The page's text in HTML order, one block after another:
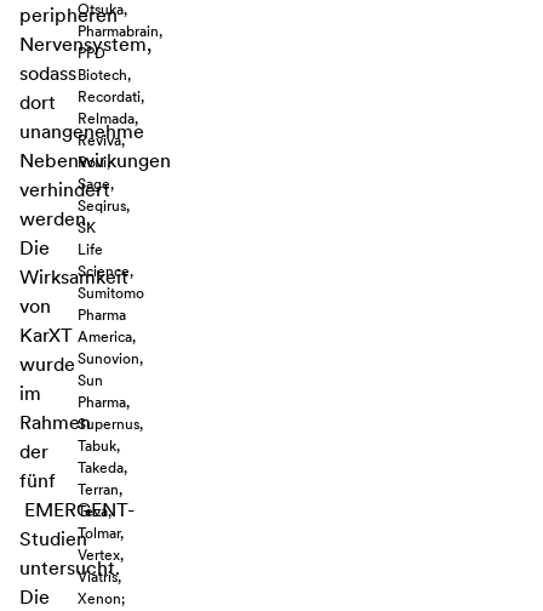
peripheren
Nervensystem,
sodass
dort
unangenehme
Nebenwirkungen
verhindert
werden.
Die
Wirksamkeit
von
KarXT
wurde
im
Rahmen
der
fünf
EMERGENT-
Studien
untersucht.
Die
Otsuka,
Pharmabrain,
PPD
Biotech,
Recordati,
Relmada,
Reviva,
Rovi,
Sage,
Seqirus,
SK
Life
Science,
Sumitomo
Pharma
America,
Sunovion,
Sun
Pharma,
Supernus,
Tabuk,
Takeda,
Terran,
Teva,
Tolmar,
Vertex,
Viatris,
Xenon;